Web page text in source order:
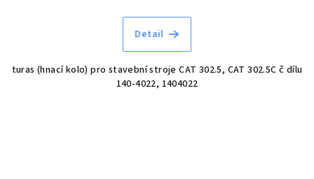
Detail
turas (hnací kolo) pro stavební stroje CAT 302.5, CAT 302.5C č dílu
140-4022, 1404022